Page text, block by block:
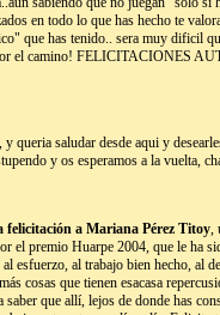
en todo lo que has hecho te
que has tenido.. sera muy dificil
el camino! FELICITACIONES
, y queria saludar desde aqui y
y os esperamos a la vuelta,
felicitación a Mariana Pérez Titoy,
el premio Huarpe 2004, que le ha
esfuerzo, al trabajo bien hecho, al
cosas que tienen esacasa
que allí, lejos de donde has